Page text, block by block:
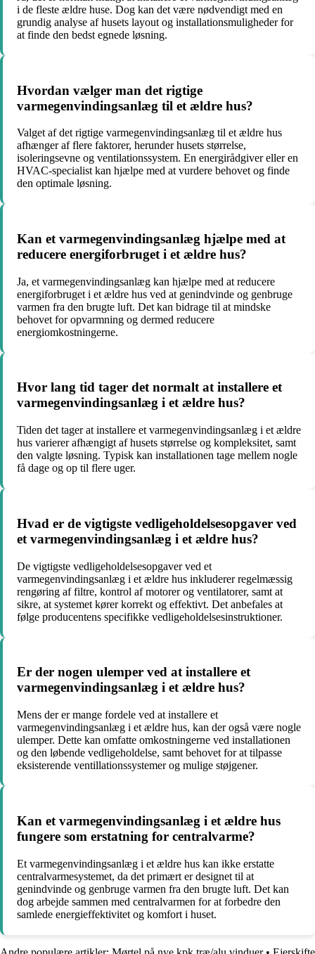
i de fleste ældre huse. Dog kan det være nødvendigt med en
grundig analyse af husets layout og installationsmuligheder for
at finde den bedst egnede løsning.
Hvordan vælger man det rigtige
varmegenvindingsanlæg til et ældre hus?
Valget af det rigtige varmegenvindingsanlæg til et ældre hus
afhænger af flere faktorer, herunder husets størrelse,
isoleringsevne og ventilationssystem. En energirådgiver eller en
HVAC-specialist kan hjælpe med at vurdere behovet og finde
den optimale løsning.
Kan et varmegenvindingsanlæg hjælpe med at
reducere energiforbruget i et ældre hus?
Ja, et varmegenvindingsanlæg kan hjælpe med at reducere
energiforbruget i et ældre hus ved at genindvinde og genbruge
varmen fra den brugte luft. Det kan bidrage til at mindske
behovet for opvarmning og dermed reducere
energiomkostningerne.
Hvor lang tid tager det normalt at installere et
varmegenvindingsanlæg i et ældre hus?
Tiden det tager at installere et varmegenvindingsanlæg i et ældre
hus varierer afhængigt af husets størrelse og kompleksitet, samt
den valgte løsning. Typisk kan installationen tage mellem nogle
få dage og op til flere uger.
Hvad er de vigtigste vedligeholdelsesopgaver ved
et varmegenvindingsanlæg i et ældre hus?
De vigtigste vedligeholdelsesopgaver ved et
varmegenvindingsanlæg i et ældre hus inkluderer regelmæssig
rengøring af filtre, kontrol af motorer og ventilatorer, samt at
sikre, at systemet kører korrekt og effektivt. Det anbefales at
følge producentens specifikke vedligeholdelsesinstruktioner.
Er der nogen ulemper ved at installere et
varmegenvindingsanlæg i et ældre hus?
Mens der er mange fordele ved at installere et
varmegenvindingsanlæg i et ældre hus, kan der også være nogle
ulemper. Dette kan omfatte omkostningerne ved installationen
og den løbende vedligeholdelse, samt behovet for at tilpasse
eksisterende ventillationssystemer og mulige støjgener.
Kan et varmegenvindingsanlæg i et ældre hus
fungere som erstatning for centralvarme?
Et varmegenvindingsanlæg i et ældre hus kan ikke erstatte
centralvarmesystemet, da det primært er designet til at
genindvinde og genbruge varmen fra den brugte luft. Det kan
dog arbejde sammen med centralvarmen for at forbedre den
samlede energieffektivitet og komfort i huset.